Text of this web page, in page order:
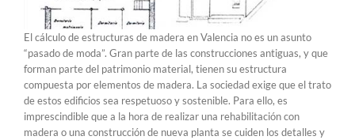
El cálculo de estructuras de madera en Valencia no es un asunto
“pasado de moda”. Gran parte de las construcciones antiguas, y que
forman parte del patrimonio material, tienen su estructura
compuesta por elementos de madera. La sociedad exige que el trato
de estos edificios sea respetuoso y sostenible. Para ello, es
imprescindible que a la hora de realizar una rehabilitación con
madera o una construcción de nueva planta se cuiden los detalles y